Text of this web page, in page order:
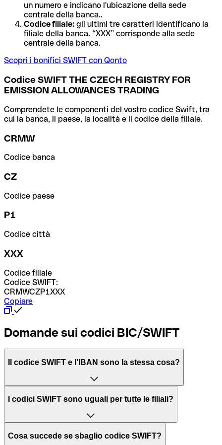
un numero e indicano l'ubicazione della sede
centrale della banca..
Codice filiale: gli ultimi tre caratteri identificano la
filiale della banca. “XXX” corrisponde alla sede
centrale della banca.
Scopri i bonifici SWIFT con Qonto
Codice SWIFT THE CZECH REGISTRY FOR
EMISSION ALLOWANCES TRADING
Comprendete le componenti del vostro codice Swift, tra
cui la banca, il paese, la località e il codice della filiale.
CRMW
Codice banca
CZ
Codice paese
P1
Codice città
XXX
Codice filiale
Codice SWIFT:
CRMWCZP1XXX
Copiare
Domande sui codici BIC/SWIFT
Il codice SWIFT e l’IBAN sono la stessa cosa?
L'acronimo SWIFT sta per “Society for Worldwide
per l’elaborazione dei pagamenti tra diversi Paesi.
I codici SWIFT sono uguali per tutte le filiali?
Dipende dalle banche. In alcuni casi le banche utilizzano
Cosa succede se sbaglio codice SWIFT?